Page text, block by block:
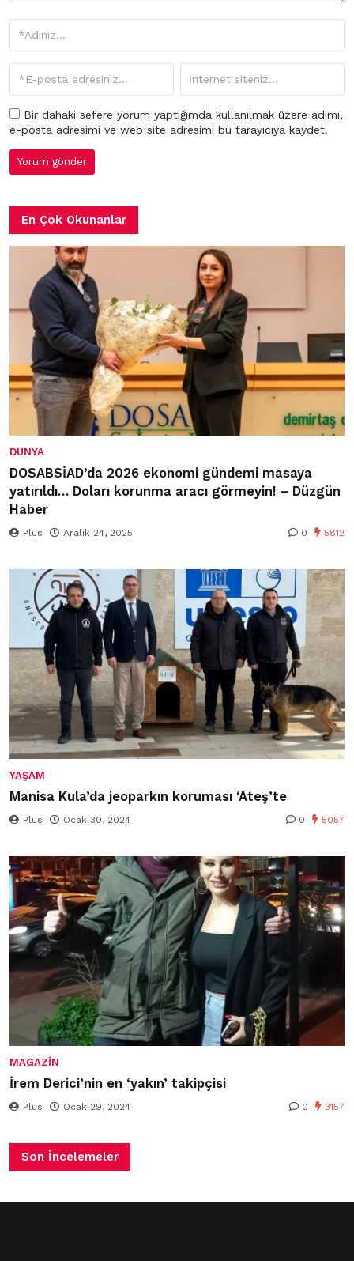
Bir dahaki sefere yorum yaptığımda kullanılmak üzere adımı,
e-posta adresimi ve web site adresimi bu tarayıcıya kaydet.
En Çok Okunanlar
DÜNYA
DOSABSİAD’da 2026 ekonomi gündemi masaya
yatırıldı… Doları korunma aracı görmeyin! – Düzgün
Haber
Plus Aralık 24, 2025 0 5812
YAŞAM
Manisa Kula’da jeoparkın koruması ‘Ateş’te
Plus Ocak 30, 2024 0 5057
MAGAZIN
İrem Derici’nin en ‘yakın’ takipçisi
Plus Ocak 29, 2024 0 3157
Son İncelemeler